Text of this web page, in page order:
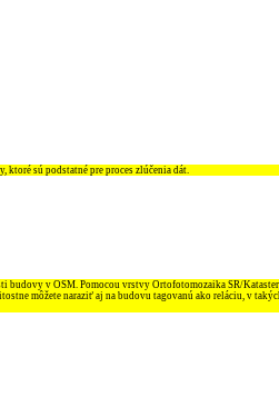
ktoré sú podstatné pre proces zlúčenia dát.
budovy v OSM. Pomocou vrstvy Ortofotomozaika SR/
môžete naraziť aj na budovu tagovanú ako reláciu, v